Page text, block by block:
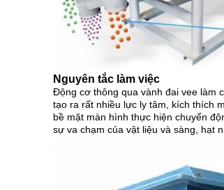
Nguyên tắc làm việc
Động cơ thông qua vành đai vee làm
tạo ra rất nhiều lực ly tâm, kích thích
bề mặt màn hình thực hiện chuyển
sự va chạm của vật liệu và sàng, hạt